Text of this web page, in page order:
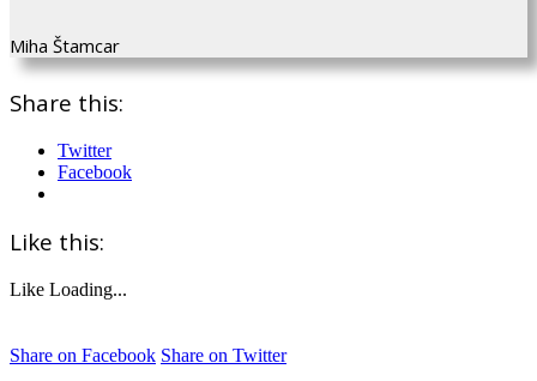
Miha Štamcar
Share this:
Twitter
Facebook
Like this:
Like Loading...
Share on Facebook Share on Twitter